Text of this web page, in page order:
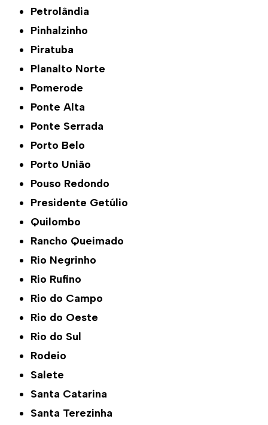
Petrolândia
Pinhalzinho
Piratuba
Planalto Norte
Pomerode
Ponte Alta
Ponte Serrada
Porto Belo
Porto União
Pouso Redondo
Presidente Getúlio
Quilombo
Rancho Queimado
Rio Negrinho
Rio Rufino
Rio do Campo
Rio do Oeste
Rio do Sul
Rodeio
Salete
Santa Catarina
Santa Terezinha